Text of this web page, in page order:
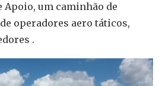
Apoio, um caminhão de
operadores aero táticos,
.